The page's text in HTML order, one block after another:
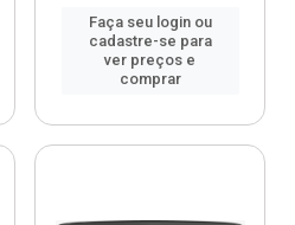
Faça seu login ou
cadastre-se para
ver preços e
comprar